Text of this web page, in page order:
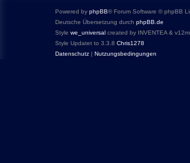
Powered by phpBB® Forum Software © phpBB
Deutsche Übersetzung durch phpBB.de
Style we_universal created by INVENTEA &
Style Updatet to 3.3.8 Chris1278
Datenschutz | Nutzungsbedingungen